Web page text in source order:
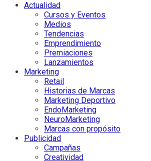
Actualidad
Cursos y Eventos
Medios
Tendencias
Emprendimiento
Premiaciones
Lanzamientos
Marketing
Retail
Historias de Marcas
Marketing Deportivo
EndoMarketing
NeuroMarketing
Marcas con propósito
Publicidad
Campañas
Creatividad